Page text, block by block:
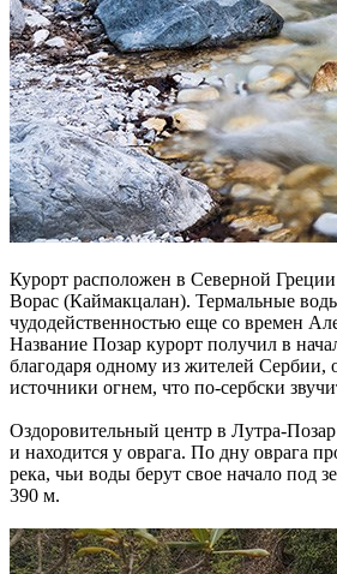
Курорт расположен в Северной
Ворас (Каймакцалан). Термальные
чудодейственностью еще со времен
Название Позар курорт получил в
благодаря одному из жителей Сербии,
источники огнем, что по-сербски
Оздоровительный центр в Лутра-
и находится у оврага. По дну оврага
река, чьи воды берут свое начало под
390 м.